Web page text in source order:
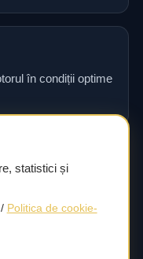
în condiții optime
alegerea pieselor
întreținerii corecte.
statistici și
/ Politica de cookie-